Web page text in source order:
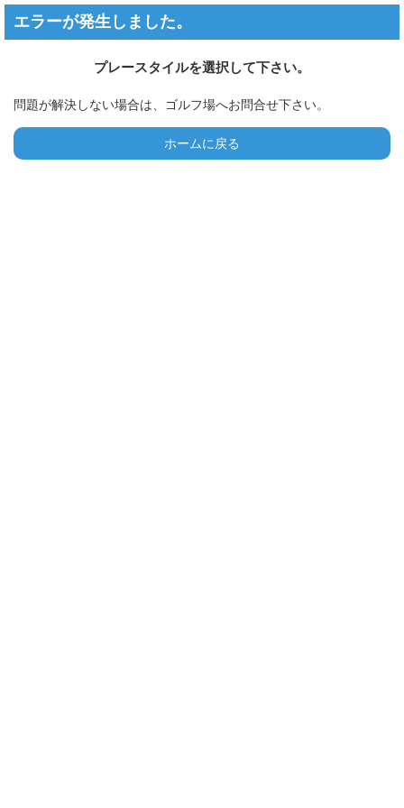
エラーが発生しました。
プレースタイルを選択して下さい。
問題が解決しない場合は、ゴルフ場へお問合せ下さい。
ホームに戻る